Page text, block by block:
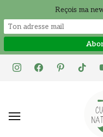
instagramfacebookpinteresttiktok
Reçois ma